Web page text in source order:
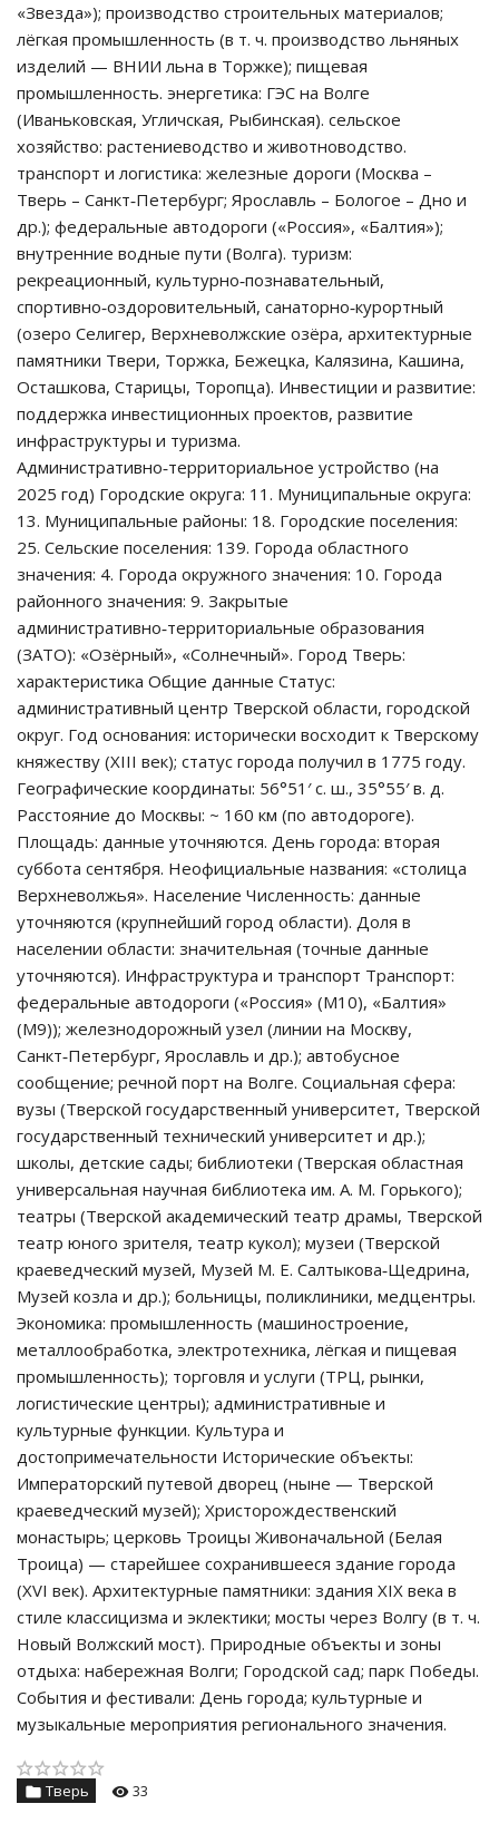
«Звезда»); производство строительных материалов;
лёгкая промышленность (в т. ч. производство льняных
изделий — ВНИИ льна в Торжке); пищевая
промышленность. энергетика: ГЭС на Волге
(Иваньковская, Угличская, Рыбинская). сельское
хозяйство: растениеводство и животноводство.
транспорт и логистика: железные дороги (Москва –
Тверь – Санкт‑Петербург; Ярославль – Бологое – Дно и
др.); федеральные автодороги («Россия», «Балтия»);
внутренние водные пути (Волга). туризм:
рекреационный, культурно‑познавательный,
спортивно‑оздоровительный, санаторно‑курортный
(озеро Селигер, Верхневолжские озёра, архитектурные
памятники Твери, Торжка, Бежецка, Калязина, Кашина,
Осташкова, Старицы, Торопца). Инвестиции и развитие:
поддержка инвестиционных проектов, развитие
инфраструктуры и туризма.
Административно‑территориальное устройство (на
2025 год) Городские округа: 11. Муниципальные округа:
13. Муниципальные районы: 18. Городские поселения:
25. Сельские поселения: 139. Города областного
значения: 4. Города окружного значения: 10. Города
районного значения: 9. Закрытые
административно‑территориальные образования
(ЗАТО): «Озёрный», «Солнечный». Город Тверь:
характеристика Общие данные Статус:
административный центр Тверской области, городской
округ. Год основания: исторически восходит к Тверскому
княжеству (XIII век); статус города получил в 1775 году.
Географические координаты: 56°51′ с. ш., 35°55′ в. д.
Расстояние до Москвы: ~ 160 км (по автодороге).
Площадь: данные уточняются. День города: вторая
суббота сентября. Неофициальные названия: «столица
Верхневолжья». Население Численность: данные
уточняются (крупнейший город области). Доля в
населении области: значительная (точные данные
уточняются). Инфраструктура и транспорт Транспорт:
федеральные автодороги («Россия» (М10), «Балтия»
(М9)); железнодорожный узел (линии на Москву,
Санкт‑Петербург, Ярославль и др.); автобусное
сообщение; речной порт на Волге. Социальная сфера:
вузы (Тверской государственный университет, Тверской
государственный технический университет и др.);
школы, детские сады; библиотеки (Тверская областная
универсальная научная библиотека им. А. М. Горького);
театры (Тверской академический театр драмы, Тверской
театр юного зрителя, театр кукол); музеи (Тверской
краеведческий музей, Музей М. Е. Салтыкова‑Щедрина,
Музей козла и др.); больницы, поликлиники, медцентры.
Экономика: промышленность (машиностроение,
металлообработка, электротехника, лёгкая и пищевая
промышленность); торговля и услуги (ТРЦ, рынки,
логистические центры); административные и
культурные функции. Культура и
достопримечательности Исторические объекты:
Императорский путевой дворец (ныне — Тверской
краеведческий музей); Христорождественский
монастырь; церковь Троицы Живоначальной (Белая
Троица) — старейшее сохранившееся здание города
(XVI век). Архитектурные памятники: здания XIX века в
стиле классицизма и эклектики; мосты через Волгу (в т. ч.
Новый Волжский мост). Природные объекты и зоны
отдыха: набережная Волги; Городской сад; парк Победы.
События и фестивали: День города; культурные и
музыкальные мероприятия регионального значения.
Тверь 33